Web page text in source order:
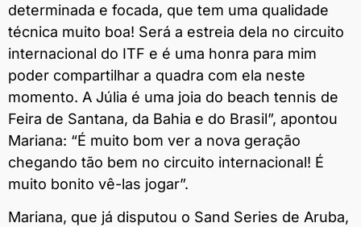
determinada e focada, que tem uma qualidade
técnica muito boa! Será a estreia dela no circuito
internacional do ITF e é uma honra para mim
poder compartilhar a quadra com ela neste
momento. A Júlia é uma joia do beach tennis de
Feira de Santana, da Bahia e do Brasil”, apontou
Mariana: “É muito bom ver a nova geração
chegando tão bem no circuito internacional! É
muito bonito vê-las jogar”.
Mariana, que já disputou o Sand Series de Aruba,